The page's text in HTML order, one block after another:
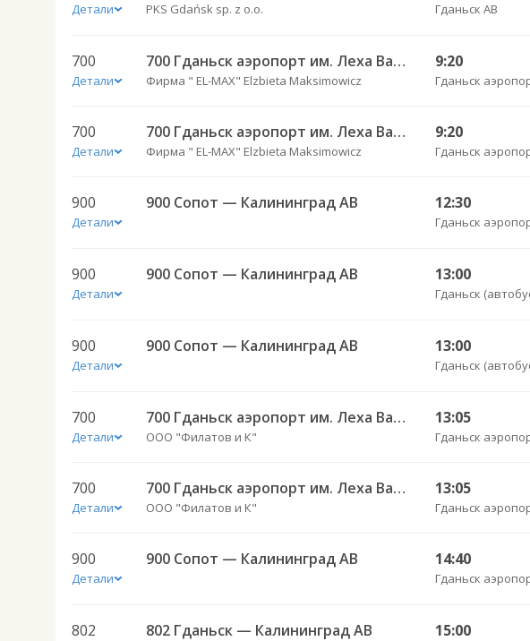
Детали PKS Gdańsk sp. z o.o. Гданьск АВ
700
Детали
700 Гданьск аэропорт им. Леха Валенсы — Калининград АВ
Фирма " EL-MAX" Elzbieta Maksimowicz
9:20
700
Детали
700 Гданьск аэропорт им. Леха Валенсы — Калининград АВ
Фирма " EL-MAX" Elzbieta Maksimowicz
9:20
900
Детали
900 Сопот — Калининград АВ 12:30
900
Детали
900 Сопот — Калининград АВ 13:00
900
Детали
900 Сопот — Калининград АВ 13:00
700
Детали
700 Гданьск аэропорт им. Леха Валенсы — Калининград АВ
ООО "Филатов и К"
13:05
700
Детали
700 Гданьск аэропорт им. Леха Валенсы — Калининград АВ
ООО "Филатов и К"
13:05
900
Детали
900 Сопот — Калининград АВ 14:40
802 802 Гданьск — Калининград АВ 15:00